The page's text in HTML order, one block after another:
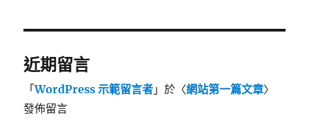
近期留言
「WordPress 示範留言者 」於〈網站第一篇文章〉
發佈留言